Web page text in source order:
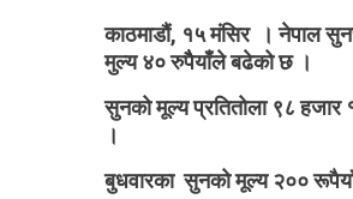
काठमाडौं, १५ मंसिर । नेपाल
मुल्य ४० रुपैैयाँले बढेको छ ।
सुनको मूल्य प्रतितोला ९८
।
बुधवारका सुनको मूल्य २००